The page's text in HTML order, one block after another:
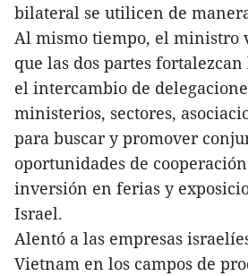
bilateral se utilicen de
Al mismo tiempo, el ministro
que las dos partes
el intercambio de
ministerios, sectores,
para buscar y promover
oportunidades de
inversión en ferias y
Israel.
Alentó a las empresas
Vietnam en los campos de